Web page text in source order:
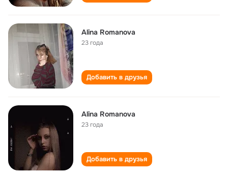
Alina Romanova
23 года
Добавить в друзья
Alina Romanova
23 года
Добавить в друзья